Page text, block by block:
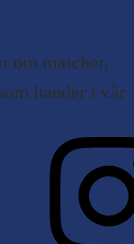
om matcher,
händer i vår